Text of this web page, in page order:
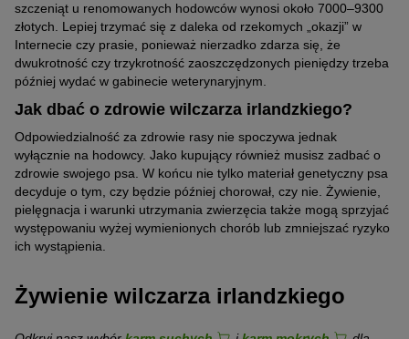
szczeniąt u renomowanych hodowców wynosi około 7000–9300
złotych. Lepiej trzymać się z daleka od rzekomych „okazji” w
Internecie czy prasie, ponieważ nierzadko zdarza się, że
dwukrotność czy trzykrotność zaoszczędzonych pieniędzy trzeba
później wydać w gabinecie weterynaryjnym.
Jak dbać o zdrowie wilczarza irlandzkiego?
Odpowiedzialność za zdrowie rasy nie spoczywa jednak
wyłącznie na hodowcy. Jako kupujący również musisz zadbać o
zdrowie swojego psa. W końcu nie tylko materiał genetyczny psa
decyduje o tym, czy będzie później chorował, czy nie. Żywienie,
pielęgnacja i warunki utrzymania zwierzęcia także mogą sprzyjać
występowaniu wyżej wymienionych chorób lub zmniejszać ryzyko
ich wystąpienia.
Żywienie wilczarza irlandzkiego